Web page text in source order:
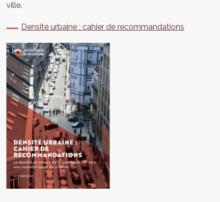
ville.
Densité urbaine : cahier de recommandations